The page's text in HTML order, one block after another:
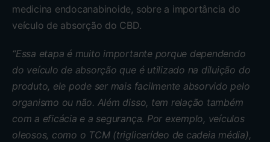
medicina endocanabinoide, sobre a importância do
veículo de absorção do CBD.
“Essa etapa é muito importante porque dependendo
do veículo de absorção que é utilizado na diluição do
produto, ele pode ser mais facilmente absorvido pelo
organismo ou não. Além disso, tem relação também
com a eficácia e a segurança. Por exemplo, veículos
oleosos, como o TCM (triglicerídeo de cadeia média),